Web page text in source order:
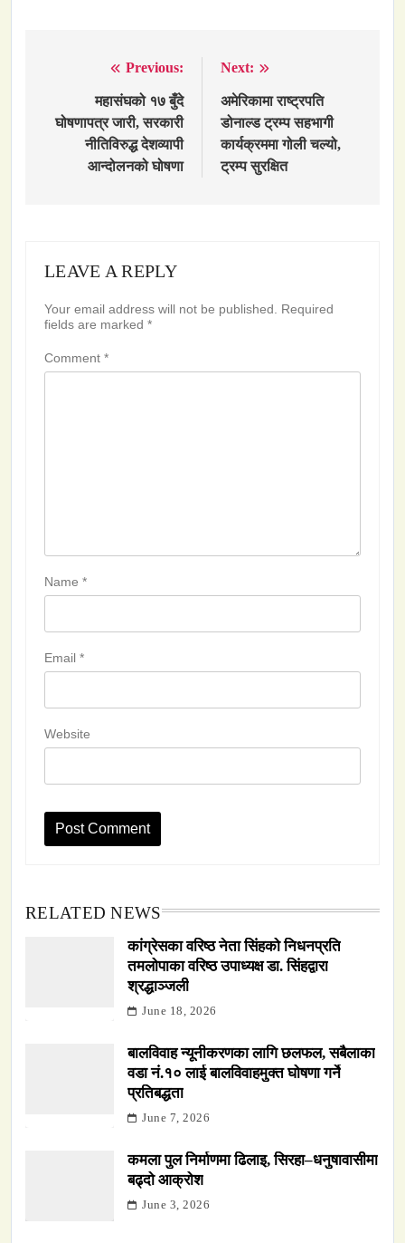
navigation
Previous:
महासंघको १७ बुँदे
घोषणापत्र जारी, सरकारी
नीतिविरुद्ध देशव्यापी
आन्दोलनको घोषणा
Next:
अमेरिकामा राष्ट्रपति
डोनाल्ड ट्रम्प सहभागी
कार्यक्रममा गोली चल्यो,
ट्रम्प सुरक्षित
LEAVE A REPLY
Your email address will not be published.
Required
fields are marked *
Comment *
Name *
Email *
Website
RELATED NEWS
कांग्रेसका वरिष्ठ नेता सिंहको निधनप्रति
तमलोपाका वरिष्ठ उपाध्यक्ष डा. सिंहद्वारा
श्रद्धाञ्जली
June 18, 2026
बालविवाह न्यूनीकरणका लागि छलफल, सबैलाका
वडा नं.१० लाई बालविवाहमुक्त घोषणा गर्ने
प्रतिबद्धता
June 7, 2026
कमला पुल निर्माणमा ढिलाइ, सिरहा–धनुषावासीमा
बढ्दो आक्रोश
June 3, 2026